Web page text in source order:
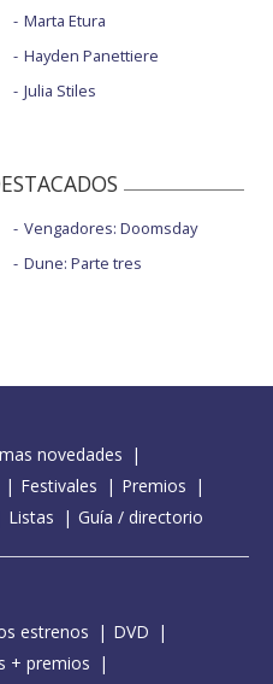
Marta Etura
Hayden Panettiere
Julia Stiles
Vengadores: Doomsday
Dune: Parte tres
novedades
Festivales
Premios
Listas Guía / directorio
estrenos
DVD
+ premios